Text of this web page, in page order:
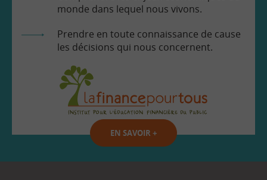
monde dans lequel nous vivons.
Prendre en toute connaissance de cause
les décisions qui nous concernent.
EN SAVOIR +